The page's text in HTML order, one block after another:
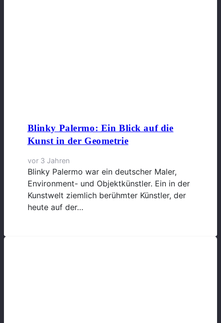
Blinky Palermo: Ein Blick auf die
Kunst in der Geometrie
vor 3 Jahren
Blinky Palermo war ein deutscher Maler,
Environment- und Objektkünstler. Ein in der
Kunstwelt ziemlich berühmter Künstler, der
heute auf der…